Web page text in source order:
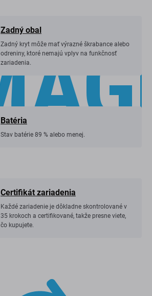
Zadný obal
Zadný kryt môže mať výrazné škrabance alebo
odreniny, ktoré nemajú vplyv na funkčnosť
Batéria
Certifikát zariadenia
Každé zariadenie je dôkladne skontrolované v
35 krokoch a certifikované, takže presne viete,